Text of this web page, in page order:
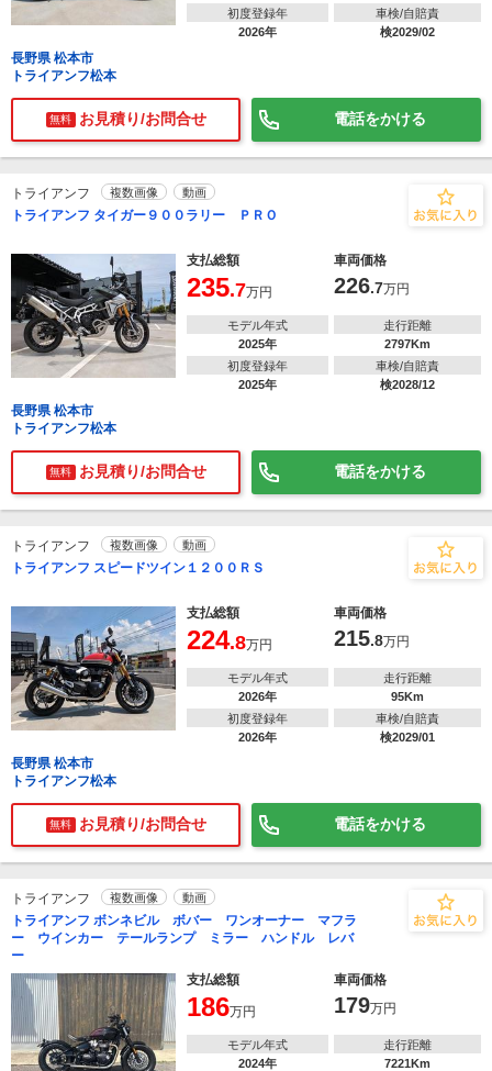
初度登録年
2026年
車検/自賠責
検2029/02
長野県 松本市
トライアンフ松本
無料 お見積り/お問合せ 電話をかける
トライアンフ 複数画像 動画
トライアンフ タイガー９００ラリー ＰＲＯ
支払総額 車両価格
235.7万円 226.7万円
モデル年式
2025年
走行距離
2797Km
初度登録年
2025年
車検/自賠責
検2028/12
長野県 松本市
トライアンフ松本
無料 お見積り/お問合せ 電話をかける
トライアンフ 複数画像 動画
トライアンフ スピードツイン１２００ＲＳ
支払総額 車両価格
224.8万円 215.8万円
モデル年式
2026年
走行距離
95Km
初度登録年
2026年
車検/自賠責
検2029/01
長野県 松本市
トライアンフ松本
無料 お見積り/お問合せ 電話をかける
トライアンフ 複数画像 動画
トライアンフ ボンネビル ボバー ワンオーナー マフラ
ー ウインカー テールランプ ミラー ハンドル レバ
ー
支払総額
車両価格
186万円 179万円
モデル年式
2024年
走行距離
7221Km